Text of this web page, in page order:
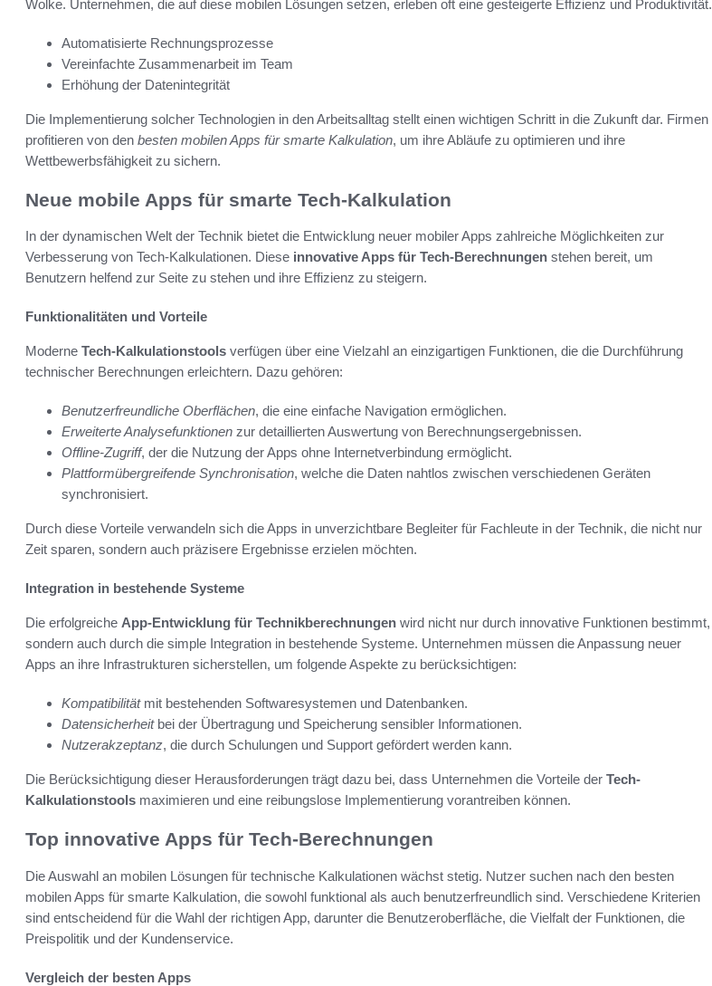
Wolke. Unternehmen, die auf diese mobilen Lösungen setzen, erleben oft eine gesteigerte Effizienz und Produktivität.
Automatisierte Rechnungsprozesse
Vereinfachte Zusammenarbeit im Team
Erhöhung der Datenintegrität
Die Implementierung solcher Technologien in den Arbeitsalltag stellt einen wichtigen Schritt in die Zukunft dar. Firmen
profitieren von den besten mobilen Apps für smarte Kalkulation, um ihre Abläufe zu optimieren und ihre
Wettbewerbsfähigkeit zu sichern.
Neue mobile Apps für smarte Tech-Kalkulation
In der dynamischen Welt der Technik bietet die Entwicklung neuer mobiler Apps zahlreiche Möglichkeiten zur
Verbesserung von Tech-Kalkulationen. Diese innovative Apps für Tech-Berechnungen stehen bereit, um
Benutzern helfend zur Seite zu stehen und ihre Effizienz zu steigern.
Funktionalitäten und Vorteile
Moderne Tech-Kalkulationstools verfügen über eine Vielzahl an einzigartigen Funktionen, die die Durchführung
technischer Berechnungen erleichtern. Dazu gehören:
Benutzerfreundliche Oberflächen, die eine einfache Navigation ermöglichen.
Erweiterte Analysefunktionen zur detaillierten Auswertung von Berechnungsergebnissen.
Offline-Zugriff, der die Nutzung der Apps ohne Internetverbindung ermöglicht.
Plattformübergreifende Synchronisation, welche die Daten nahtlos zwischen verschiedenen Geräten
synchronisiert.
Durch diese Vorteile verwandeln sich die Apps in unverzichtbare Begleiter für Fachleute in der Technik, die nicht nur
Zeit sparen, sondern auch präzisere Ergebnisse erzielen möchten.
Integration in bestehende Systeme
Die erfolgreiche App-Entwicklung für Technikberechnungen wird nicht nur durch innovative Funktionen bestimmt,
sondern auch durch die simple Integration in bestehende Systeme. Unternehmen müssen die Anpassung neuer
Apps an ihre Infrastrukturen sicherstellen, um folgende Aspekte zu berücksichtigen:
Kompatibilitätmit bestehenden Softwaresystemen und Datenbanken.
Datensicherheitbei der Übertragung und Speicherung sensibler Informationen.
Nutzerakzeptanz, die durch Schulungen und Support gefördert werden kann.
Die Berücksichtigung dieser Herausforderungen trägt dazu bei, dass Unternehmen die Vorteile der Tech-
Kalkulationstools maximieren und eine reibungslose Implementierung vorantreiben können.
Top innovative Apps für Tech-Berechnungen
Die Auswahl an mobilen Lösungen für technische Kalkulationen wächst stetig. Nutzer suchen nach den besten
mobilen Apps für smarte Kalkulation, die sowohl funktional als auch benutzerfreundlich sind. Verschiedene Kriterien
sind entscheidend für die Wahl der richtigen App, darunter die Benutzeroberfläche, die Vielfalt der Funktionen, die
Preispolitik und der Kundenservice.
Vergleich der besten Apps